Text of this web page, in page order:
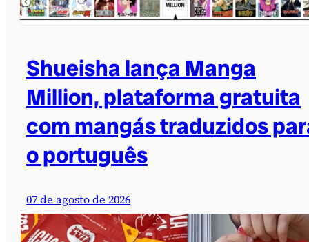
Shueisha lança Manga
Million, plataforma gratuita
com mangás traduzidos
o português
07 de agosto de 2026